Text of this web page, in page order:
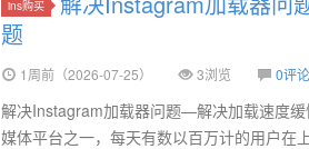
ins购买
题
1周前（2026-07-25） 3浏览 0评论
解决Instagram加载器问题—解决加载速度
媒体平台之一，每天有数以百万计的用户在